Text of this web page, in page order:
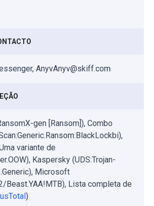
AnyvAnyv@skiff.com
gen [Ransom]), Combo
variante de
Kaspersky (UDS:Trojan-
Microsoft
Beast.YAA!MTB), Lista completa de
)